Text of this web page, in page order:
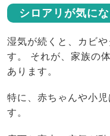
シロアリが気に
湿気が続くと、カビ
す。 それが、家族の
あります。
特に、赤ちゃんや小
す。